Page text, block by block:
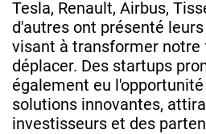
Tesla, Renault, Airbus,
d'autres ont présenté
visant à transformer notre
déplacer. Des startups
également eu
solutions innovantes,
investisseurs et des